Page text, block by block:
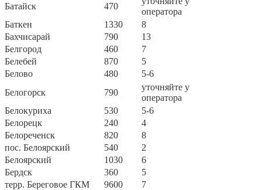
Батайск 470
оператора
Баткен
1330
8
Бахчисарай
790
13
Белгород
460
7
Белебей
870
5
Белово
480
5-6
Белогорск
790
уточняйте у
оператора
Белокуриха
530
5-6
Белорецк
240
4
Белореченск
820
8
пос. Белоярский
540
2
Белоярский
1030
6
Бердск
360
5
терр. Береговое ГКМ
9600
7